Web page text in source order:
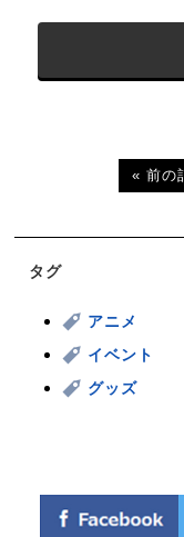
« 前の
タグ
アニメ
イベント
グッズ